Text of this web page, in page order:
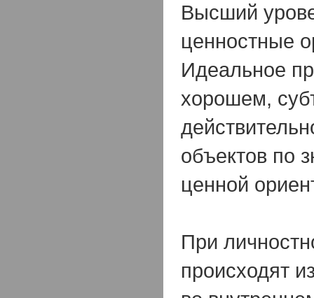
Высший
ценностные
Идеальное
хорошем,
объектов по
ценной
При
происходят